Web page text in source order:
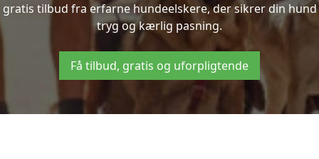
gratis tilbud fra erfarne hundeelskere, der sikrer din hund
tryg og kærlig pasning.
Få tilbud, gratis og uforpligtende